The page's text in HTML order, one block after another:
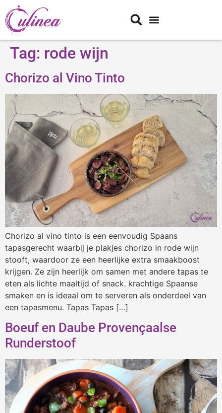
Tag: rode wijn
Chorizo al Vino Tinto
Chorizo al vino tinto is een eenvoudig Spaans
tapasgerecht waarbij je plakjes chorizo in rode wijn
stooft, waardoor ze een heerlijke extra smaakboost
krijgen. Ze zijn heerlijk om samen met andere tapas te
eten als lichte maaltijd of snack. krachtige Spaanse
smaken en is ideaal om te serveren als onderdeel van
een tapasmenu. Tapas Tapas […]
Boeuf en Daube Provençaalse
Runderstoof